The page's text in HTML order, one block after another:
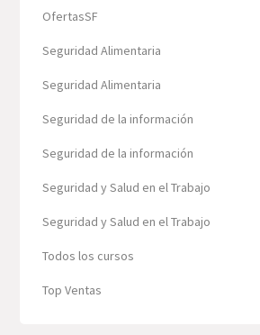
OfertasSF
Seguridad Alimentaria
Seguridad Alimentaria
Seguridad de la información
Seguridad de la información
Seguridad y Salud en el Trabajo
Seguridad y Salud en el Trabajo
Todos los cursos
Top Ventas